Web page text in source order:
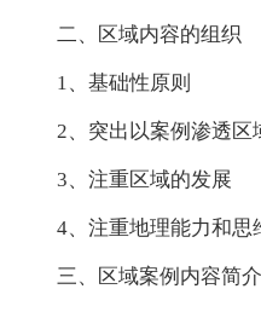
二、区域内容的组织
1、基础性原则
2、突出以案例渗透区
3、注重区域的发展
4、注重地理能力和思
三、区域案例内容简介